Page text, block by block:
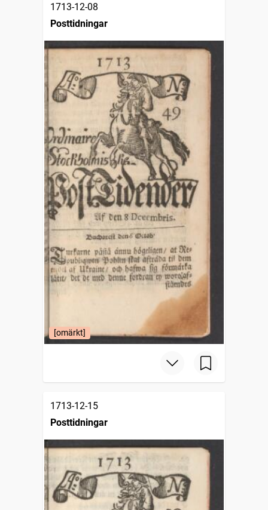
1713-12-08
Posttidningar
[omärkt]
1713-12-15
Posttidningar